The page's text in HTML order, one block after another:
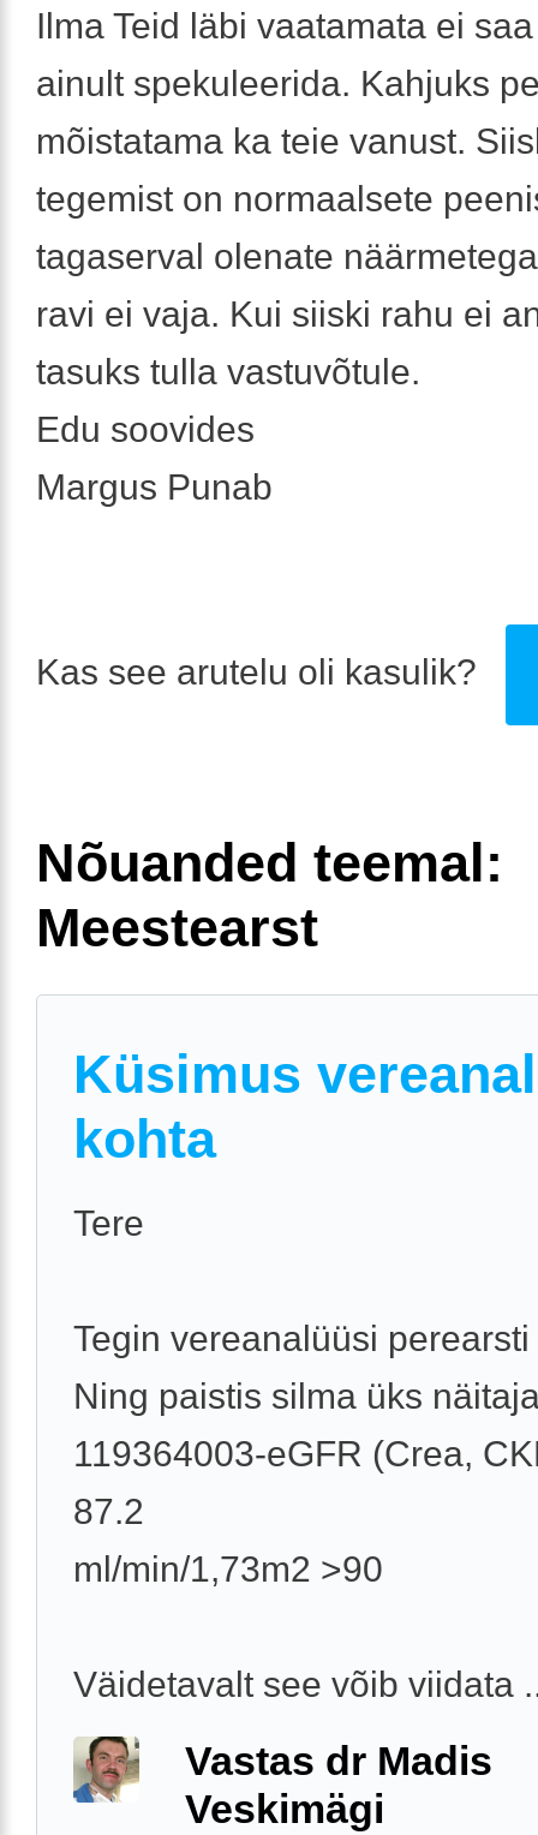
Ilma Teid läbi vaatamata ei
ainult spekuleerida. Kahjuks
mõistatama ka teie vanust.
tegemist on normaalsete
tagaserval olenate
ravi ei vaja. Kui siiski rahu ei
tasuks tulla vastuvõtule.
Edu soovides
Margus Punab
Kas see arutelu oli kasulik?
Nõuanded teemal:
Meestearst
Küsimus
kohta
Tere
Tegin vereanalüüsi
Ning paistis silma üks
119364003-eGFR (Crea,
87.2
ml/min/1,73m2 >90
Väidetavalt see võib viidata
Vastas dr Madis
Veskimägi